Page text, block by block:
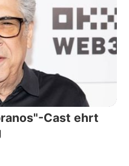
Cast ehrt